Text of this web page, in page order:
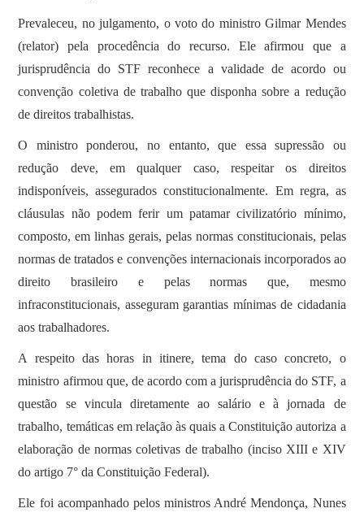
Prevaleceu, no julgamento, o voto do ministro Gilmar Mendes
(relator) pela procedência do recurso. Ele afirmou que a
jurisprudência do STF reconhece a validade de acordo ou
convenção coletiva de trabalho que disponha sobre a redução
de direitos trabalhistas.
O ministro ponderou, no entanto, que essa supressão ou
redução deve, em qualquer caso, respeitar os direitos
indisponíveis, assegurados constitucionalmente. Em regra, as
cláusulas não podem ferir um patamar civilizatório mínimo,
composto, em linhas gerais, pelas normas constitucionais, pelas
normas de tratados e convenções internacionais incorporados ao
direito brasileiro e pelas normas que, mesmo
infraconstitucionais, asseguram garantias mínimas de cidadania
aos trabalhadores.
A respeito das horas in itinere, tema do caso concreto, o
ministro afirmou que, de acordo com a jurisprudência do STF, a
questão se vincula diretamente ao salário e à jornada de
trabalho, temáticas em relação às quais a Constituição autoriza a
elaboração de normas coletivas de trabalho (inciso XIII e XIV
do artigo 7° da Constituição Federal).
Ele foi acompanhado pelos ministros André Mendonça, Nunes